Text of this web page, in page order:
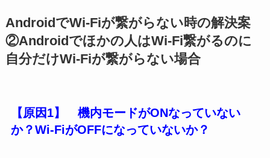
AndroidでWi-Fiが繋がらない時の解決案
②Androidでほかの人はWi-Fi繋がるのに
自分だけWi-Fiが繋がらない場合
【原因1】 機内モードがONなっていない
か？Wi-FiがOFFになっていないか？